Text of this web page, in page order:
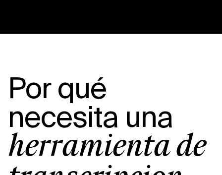
Por qué
necesita una
herramienta de